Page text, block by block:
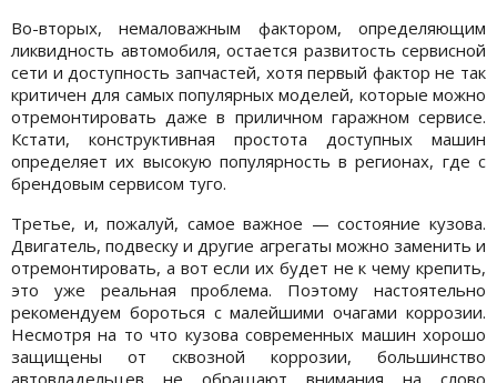
Во-вторых, немаловажным фактором, определяющим
ликвидность автомобиля, остается развитость сервисной
сети и доступность запчастей, хотя первый фактор не так
критичен для самых популярных моделей, которые можно
отремонтировать даже в приличном гаражном сервисе.
Кстати, конструктивная простота доступных машин
определяет их высокую популярность в регионах, где с
брендовым сервисом туго.
Третье, и, пожалуй, самое важное — состояние кузова.
Двигатель, подвеску и другие агрегаты можно заменить и
отремонтировать, а вот если их будет не к чему крепить,
это уже реальная проблема. Поэтому настоятельно
рекомендуем бороться с малейшими очагами коррозии.
Несмотря на то что кузова современных машин хорошо
защищены от сквозной коррозии, большинство
автовладельцев не обращают внимания на слово